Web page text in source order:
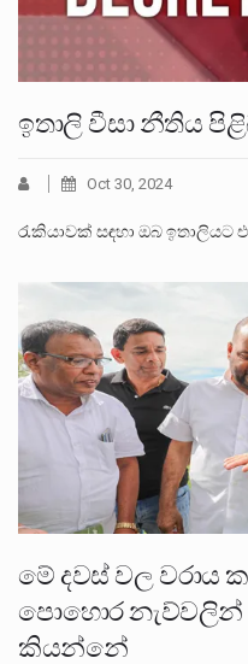
ඉතාලි වීසා නීතිය
Oct 30, 2024
රැකියාවක් සඳහා ඔබ
මේ දවස් වල වරාය
පොහොර නැව්වලින්
කියන්නේ